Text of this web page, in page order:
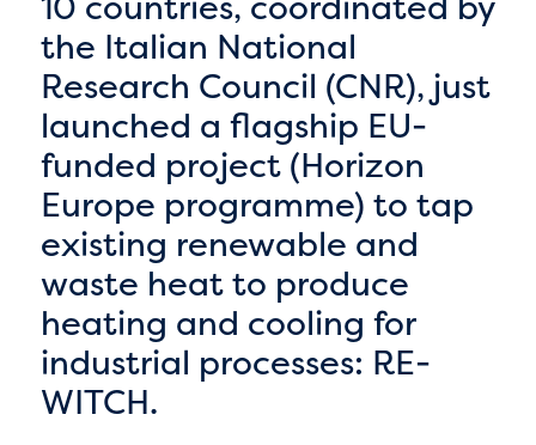
the Italian National
Research Council (CNR), just
launched a flagship EU-
funded project (Horizon
Europe programme) to tap
existing renewable and
waste heat to produce
heating and cooling for
industrial processes: RE-
WITCH.